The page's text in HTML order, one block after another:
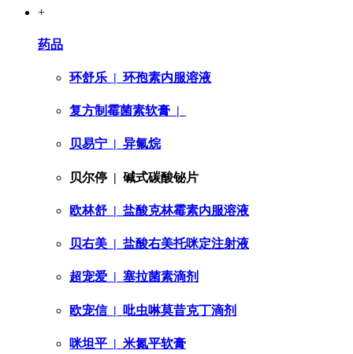
+
药品
环舒乐 | 环孢素内服溶液
复方制霉菌素软膏 |
贝易宁 | 异氟烷
贝尔停 | 碱式碳酸铋片
欧林舒 | 盐酸克林霉素内服溶液
贝右美 | 盐酸右美托咪定注射液
超宠爱 | 塞拉菌素滴剂
欧宠信| 吡虫啉莫昔克丁滴剂
咪坦平 | 米氮平软膏